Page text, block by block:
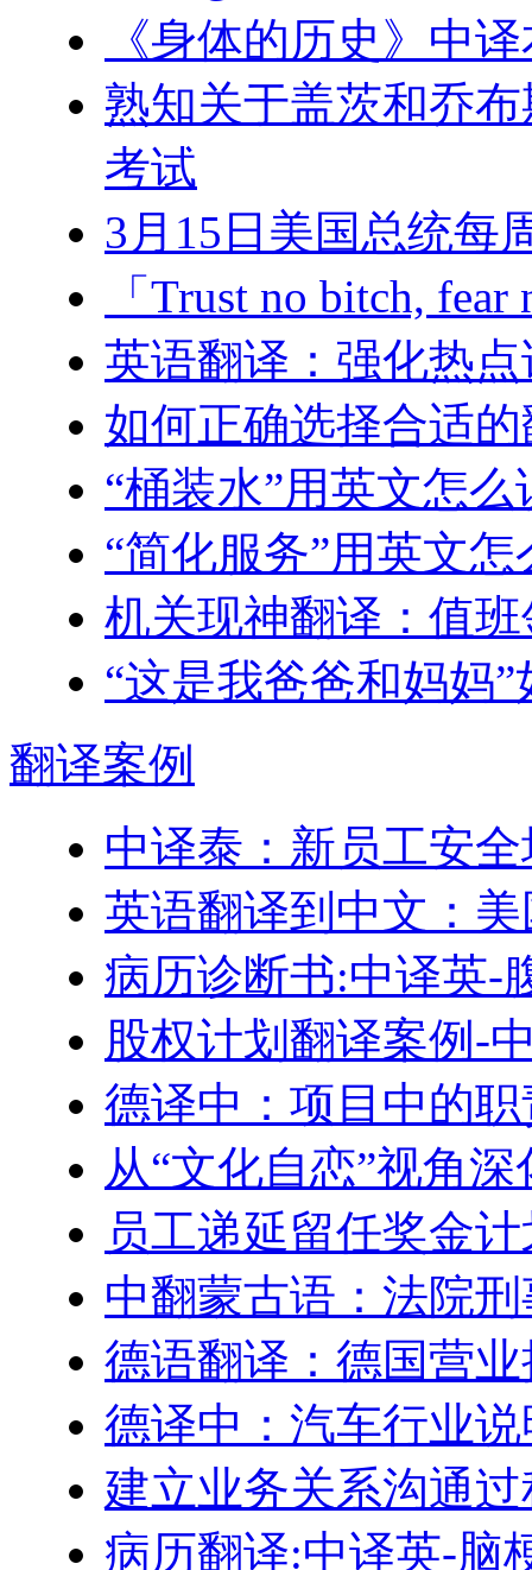
《身体的历史》中
熟知关于盖茨和乔
考试
3月15日美国总统每
「Trust no bitch,
英语翻译：强化热
如何正确选择合适
“桶装水”用英文怎么
“简化服务”用英文怎
机关现神翻译：值
“这是我爸爸和妈妈
翻译案例
中译泰：新员工安
英语翻译到中文：
病历诊断书:中译英-
股权计划翻译案例-
德译中：项目中的
从“文化自恋”视角
员工递延留任奖金计
中翻蒙古语：法院
德语翻译：德国营
德译中：汽车行业
建立业务关系沟通
病历翻译:中译英-脑